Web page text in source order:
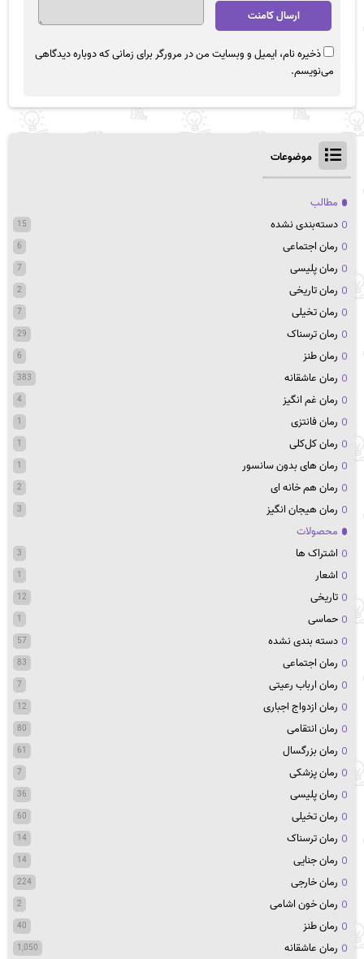
ذخیره نام، ایمیل و وبسایت من در مرورگر برای زمانی که دوباره دیدگاهی
می‌نویسم.
موضوعات
مطالب
دسته‌بندی نشده
15
رمان اجتماعی 6
رمان پلیسی 7
رمان تاریخی 2
رمان تخیلی 7
رمان ترسناک 29
رمان طنز 6
رمان عاشقانه 383
رمان غم انگیز 4
رمان فانتزی 1
رمان کل‌کلی 1
رمان های بدون سانسور 1
رمان هم خانه ای 2
رمان هیجان انگیز 3
محصولات
اشتراک ها
3
اشعار 1
تاریخی 12
حماسی 1
دسته بندی نشده 57
رمان اجتماعی 83
رمان ارباب رعیتی 7
رمان ازدواج اجباری 12
رمان انتقامی 80
رمان بزرگسال 61
رمان پزشکی 7
رمان پلیسی 36
رمان تخیلی 60
رمان ترسناک 14
رمان جنایی 14
رمان خارجی 224
رمان خون اشامی 2
رمان طنز 40
رمان عاشقانه 1,050